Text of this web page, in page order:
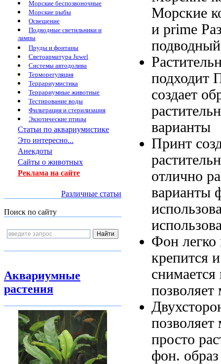
Морские беспозвоночные
Морские рыбы
Освещение
Подводные светильники и
лампы
Пруды и фонтаны
Светоарматура Juwel
Системы автодолива
Терморегуляция
Террариумистика
Террариумные животные
Тестирование воды
Фильтрация и стерилизация
Экзотические птицы
Статьи по аквариумистике
Это интересно...
Анекдоты
Сайты о животных
Реклама на сайте
Различные статьи
Поиск по сайту
Аквариумные
растения
Морские
и prime
подводный
подходит
создает
варианты
Принт
отлично
варианты
Фон легко
крепится
позволяет
просто
фон.